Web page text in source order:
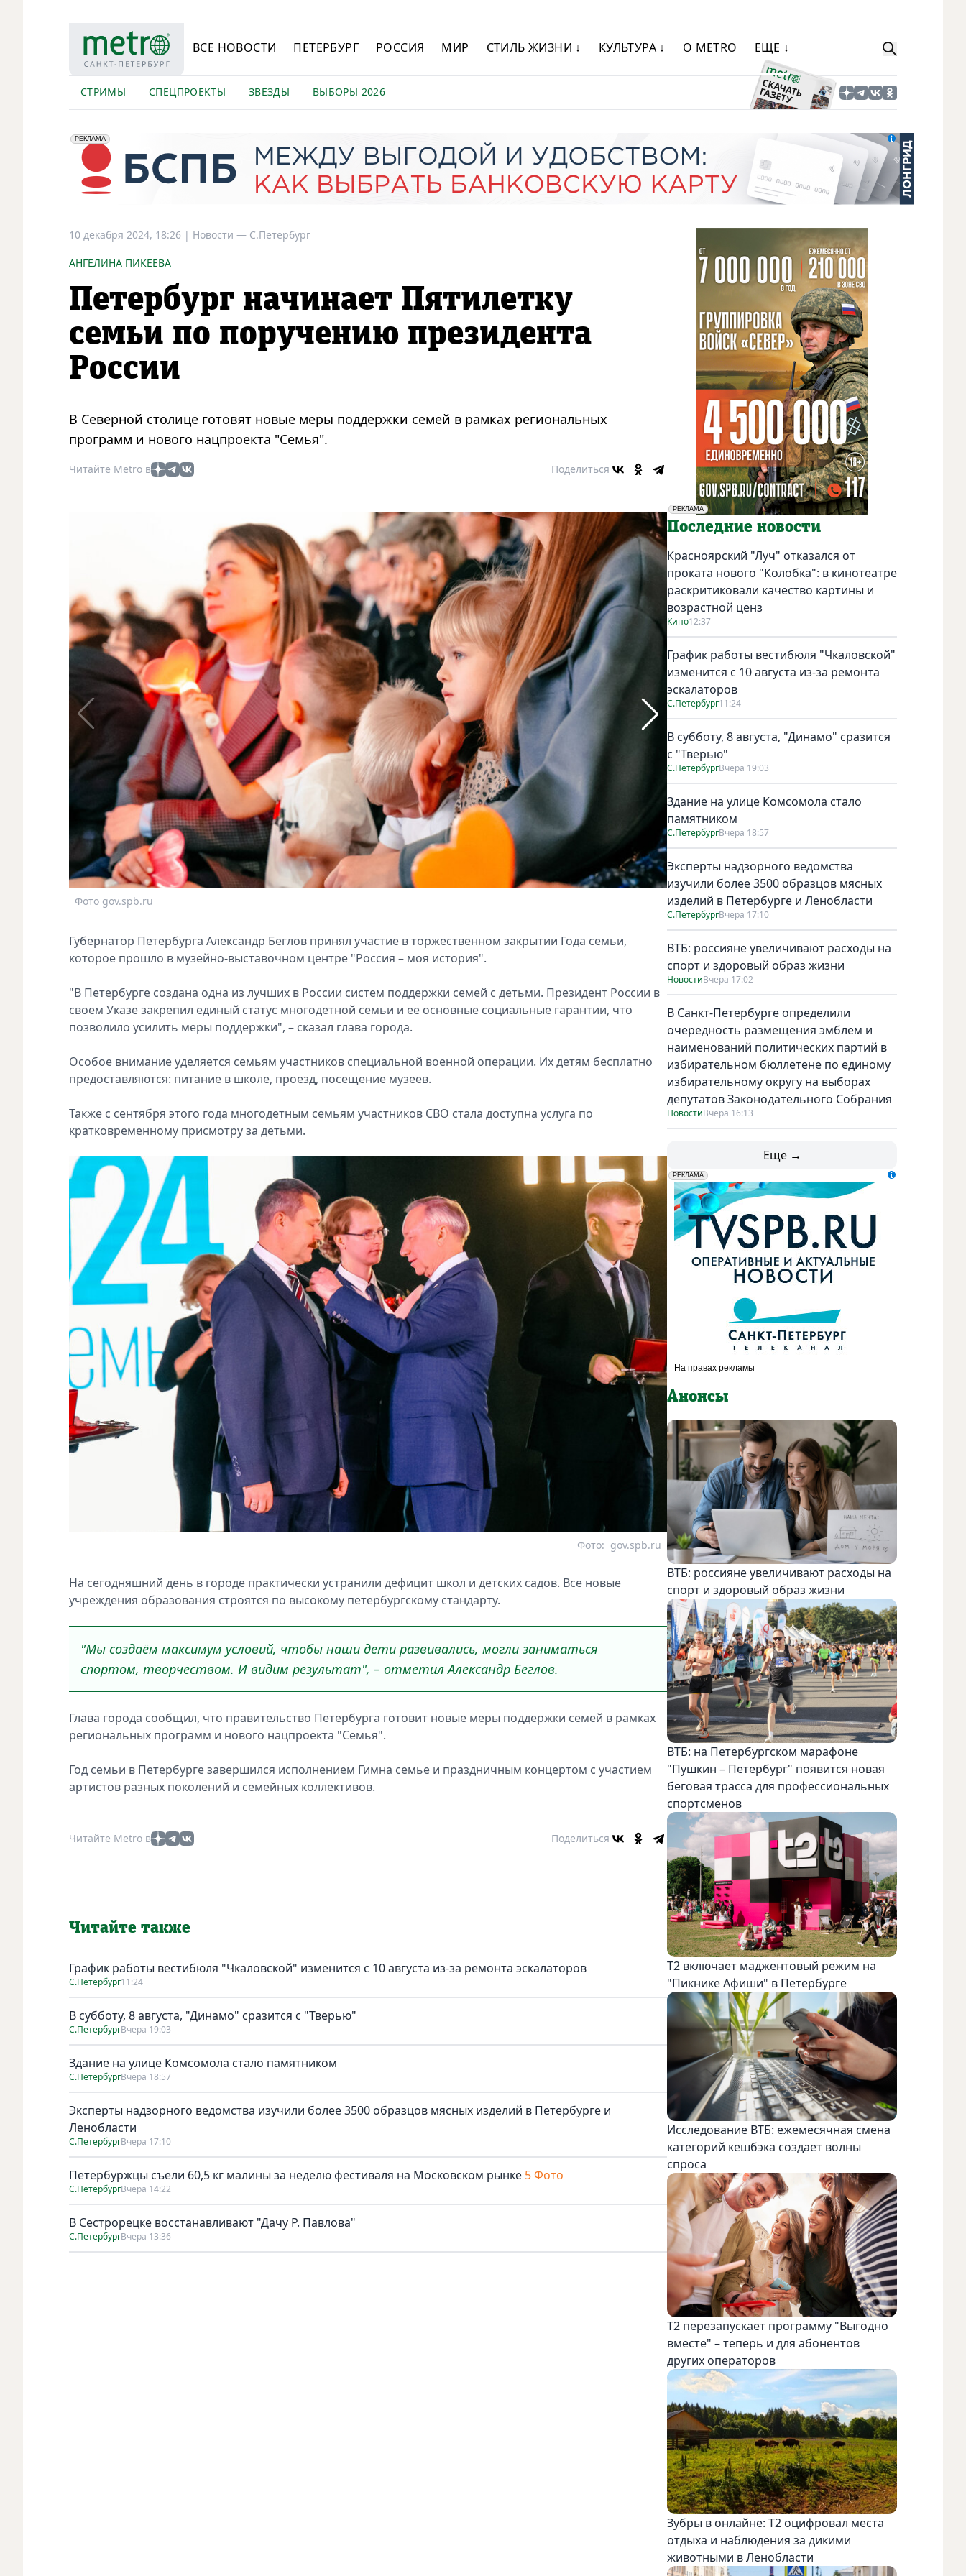
ВСЕ НОВОСТИ ПЕТЕРБУРГ РОССИЯ МИР СТИЛЬ ЖИЗНИ ↓ КУЛЬТУРА ↓ О METRO ЕЩЕ ↓
СТРИМЫ СПЕЦПРОЕКТЫ ЗВЕЗДЫ ВЫБОРЫ 2026
erid: 2VfnxyFybV5
РЕКЛАМА
ПАО "Банк "Санкт-Петербург", ИНН: 7831000027
10 декабря 2024, 18:26 | Новости — С.Петербург
АНГЕЛИНА ПИКЕЕВА
Петербург начинает Пятилетку
семьи по поручению президента
России
В Северной столице готовят новые меры поддержки семей в рамках региональных
программ и нового нацпроекта "Семья".
Читайте Metro в Поделиться
Фото gov.spb.ru Фото gov.spb.ru
Губернатор Петербурга Александр Беглов принял участие в торжественном закрытии Года семьи,
которое прошло в музейно-выставочном центре "Россия – моя история".
"В Петербурге создана одна из лучших в России систем поддержки семей с детьми. Президент России в
своем Указе закрепил единый статус многодетной семьи и ее основные социальные гарантии, что
позволило усилить меры поддержки", – сказал глава города.
Особое внимание уделяется семьям участников специальной военной операции. Их детям бесплатно
предоставляются: питание в школе, проезд, посещение музеев.
Также с сентября этого года многодетным семьям участников СВО стала доступна услуга по
кратковременному присмотру за детьми.
gov.spb.ru
Фото:
На сегодняшний день в городе практически устранили дефицит школ и детских садов. Все новые
учреждения образования строятся по высокому петербургскому стандарту.
"Мы создаём максимум условий, чтобы наши дети развивались, могли заниматься
спортом, творчеством. И видим результат", – отметил Александр Беглов.
Глава города сообщил, что правительство Петербурга готовит новые меры поддержки семей в рамках
региональных программ и нового нацпроекта "Семья".
Год семьи в Петербурге завершился исполнением Гимна семье и праздничным концертом с участием
артистов разных поколений и семейных коллективов.
Читайте Metro в Поделиться
Читайте также
График работы вестибюля "Чкаловской" изменится с 10 августа из-за ремонта эскалаторов
С.Петербург11:24
В субботу, 8 августа, "Динамо" сразится с "Тверью"
С.ПетербургВчера 19:03
Здание на улице Комсомола стало памятником
С.ПетербургВчера 18:57
Эксперты надзорного ведомства изучили более 3500 образцов мясных изделий в Петербурге и
Ленобласти
С.ПетербургВчера 17:10
Петербуржцы съели 60,5 кг малины за неделю фестиваля на Московском рынке 5 Фото
С.ПетербургВчера 14:22
В Сестрорецке восстанавливают "Дачу Р. Павлова"
С.ПетербургВчера 13:36
РЕКЛАМА
Социальная реклама
Последние новости
Красноярский "Луч" отказался от
проката нового "Колобка": в кинотеатре
раскритиковали качество картины и
возрастной ценз
Кино12:37
График работы вестибюля "Чкаловской"
изменится с 10 августа из-за ремонта
эскалаторов
С.Петербург11:24
В субботу, 8 августа, "Динамо" сразится
с "Тверью"
С.ПетербургВчера 19:03
Здание на улице Комсомола стало
памятником
С.ПетербургВчера 18:57
Эксперты надзорного ведомства
изучили более 3500 образцов мясных
изделий в Петербурге и Ленобласти
С.ПетербургВчера 17:10
ВТБ: россияне увеличивают расходы на
спорт и здоровый образ жизни
НовостиВчера 17:02
В Санкт-Петербурге определили
очередность размещения эмблем и
наименований политических партий в
избирательном бюллетене по единому
избирательному округу на выборах
депутатов Законодательного Собрания
НовостиВчера 16:13
Еще →
erid: LdtCK5udn
РЕКЛАМА
АО "ГАТР", ИНН: 7841320717
Анонсы
ВТБ: россияне увеличивают расходы на
спорт и здоровый образ жизни
ВТБ: на Петербургском марафоне
"Пушкин – Петербург" появится новая
беговая трасса для профессиональных
спортсменов
Т2 включает маджентовый режим на
"Пикнике Афиши" в Петербурге
Исследование ВТБ: ежемесячная смена
категорий кешбэка создает волны
спроса
Т2 перезапускает программу "Выгодно
вместе" – теперь и для абонентов
других операторов
Зубры в онлайне: Т2 оцифровал места
отдыха и наблюдения за дикими
животными в Ленобласти